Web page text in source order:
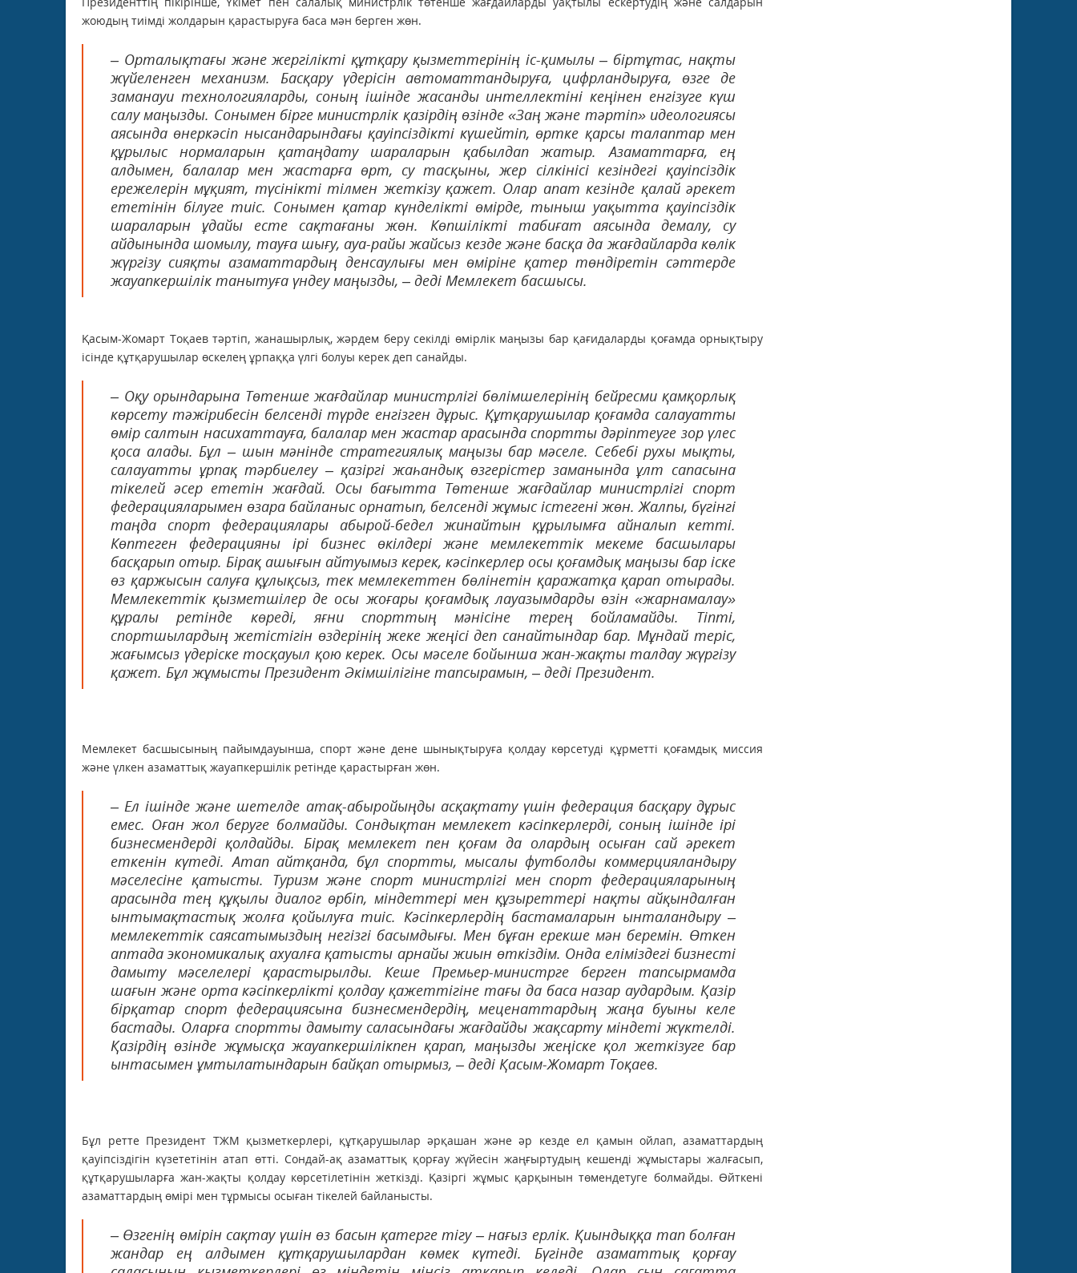
жоюдың тиімді жолдарын қарастыруға баса мән берген жөн.
– Орталықтағы және жергілікті құтқару қызметтерінің іс-қимылы – біртұтас, нақты
жүйеленген механизм. Басқару үдерісін автоматтандыруға, цифрландыруға, өзге де
заманауи технологияларды, соның ішінде жасанды интеллектіні кеңінен енгізуге күш
салу маңызды. Сонымен бірге министрлік қазірдің өзінде «Заң және тәртіп» идеологиясы
аясында өнеркәсіп нысандарындағы қауіпсіздікті күшейтіп, өртке қарсы талаптар мен
құрылыс нормаларын қатаңдату шараларын қабылдап жатыр. Азаматтарға, ең
алдымен, балалар мен жастарға өрт, су тасқыны, жер сілкінісі кезіндегі қауіпсіздік
ережелерін мұқият, түсінікті тілмен жеткізу қажет. Олар апат кезінде қалай әрекет
ететінін білуге тиіс. Сонымен қатар күнделікті өмірде, тыныш уақытта қауіпсіздік
шараларын ұдайы есте сақтағаны жөн. Көпшілікті табиғат аясында демалу, су
айдынында шомылу, тауға шығу, ауа-райы жайсыз кезде және басқа да жағдайларда көлік
жүргізу сияқты азаматтардың денсаулығы мен өміріне қатер төндіретін сәттерде
жауапкершілік танытуға үндеу маңызды, – деді Мемлекет басшысы.
Қасым-Жомарт Тоқаев тәртіп, жанашырлық, жәрдем беру секілді өмірлік маңызы бар қағидаларды қоғамда орнықтыру
ісінде құтқарушылар өскелең ұрпаққа үлгі болуы керек деп санайды.
– Оқу орындарына Төтенше жағдайлар министрлігі бөлімшелерінің бейресми қамқорлық
көрсету тәжірибесін белсенді түрде енгізген дұрыс. Құтқарушылар қоғамда салауатты
өмір салтын насихаттауға, балалар мен жастар арасында спортты дәріптеуге зор үлес
қоса алады. Бұл – шын мәнінде стратегиялық маңызы бар мәселе. Себебі рухы мықты,
салауатты ұрпақ тәрбиелеу – қазіргі жаһандық өзгерістер заманында ұлт сапасына
тікелей әсер ететін жағдай. Осы бағытта Төтенше жағдайлар министрлігі спорт
федерацияларымен өзара байланыс орнатып, белсенді жұмыс істегені жөн. Жалпы, бүгінгі
таңда спорт федерациялары абырой-бедел жинайтын құрылымға айналып кетті.
Көптеген федерацияны ірі бизнес өкілдері және мемлекеттік мекеме басшылары
басқарып отыр. Бірақ ашығын айтуымыз керек, кәсіпкерлер осы қоғамдық маңызы бар іске
өз қаржысын салуға құлықсыз, тек мемлекеттен бөлінетін қаражатқа қарап отырады.
Мемлекеттік қызметшілер де осы жоғары қоғамдық лауазымдарды өзін «жарнамалау»
құралы ретінде көреді, яғни спорттың мәнісіне терең бойламайды. Тіпті,
спортшылардың жетістігін өздерінің жеке жеңісі деп санайтындар бар. Мұндай теріс,
жағымсыз үдеріске тосқауыл қою керек. Осы мәселе бойынша жан-жақты талдау жүргізу
қажет. Бұл жұмысты Президент Әкімшілігіне тапсырамын, – деді Президент.
Мемлекет басшысының пайымдауынша, спорт және дене шынықтыруға қолдау көрсетуді құрметті қоғамдық миссия
және үлкен азаматтық жауапкершілік ретінде қарастырған жөн.
– Ел ішінде және шетелде атақ-абыройыңды асқақтату үшін федерация басқару дұрыс
емес. Оған жол беруге болмайды. Сондықтан мемлекет кәсіпкерлерді, соның ішінде ірі
бизнесмендерді қолдайды. Бірақ мемлекет пен қоғам да олардың осыған сай әрекет
еткенін күтеді. Атап айтқанда, бұл спортты, мысалы футболды коммерцияландыру
мәселесіне қатысты. Туризм және спорт министрлігі мен спорт федерацияларының
арасында тең құқылы диалог өрбіп, міндеттері мен құзыреттері нақты айқындалған
ынтымақтастық жолға қойылуға тиіс. Кәсіпкерлердің бастамаларын ынталандыру –
мемлекеттік саясатымыздың негізгі басымдығы. Мен бұған ерекше мән беремін. Өткен
аптада экономикалық ахуалға қатысты арнайы жиын өткіздім. Онда еліміздегі бизнесті
дамыту мәселелері қарастырылды. Кеше Премьер-министрге берген тапсырмамда
шағын және орта кәсіпкерлікті қолдау қажеттігіне тағы да баса назар аудардым. Қазір
бірқатар спорт федерациясына бизнесмендердің, меценаттардың жаңа буыны келе
бастады. Оларға спортты дамыту саласындағы жағдайды жақсарту міндеті жүктелді.
Қазірдің өзінде жұмысқа жауапкершілікпен қарап, маңызды жеңіске қол жеткізуге бар
ынтасымен ұмтылатындарын байқап отырмыз, – деді Қасым-Жомарт Тоқаев.
Бұл ретте Президент ТЖМ қызметкерлері, құтқарушылар әрқашан және әр кезде ел қамын ойлап, азаматтардың
қауіпсіздігін күзететінін атап өтті. Сондай-ақ азаматтық қорғау жүйесін жаңғыртудың кешенді жұмыстары жалғасып,
құтқарушыларға жан-жақты қолдау көрсетілетінін жеткізді. Қазіргі жұмыс қарқынын төмендетуге болмайды. Өйткені
азаматтардың өмірі мен тұрмысы осыған тікелей байланысты.
– Өзгенің өмірін сақтау үшін өз басын қатерге тігу – нағыз ерлік. Қиындыққа тап болған
жандар ең алдымен құтқарушылардан көмек күтеді. Бүгінде азаматтық қорғау